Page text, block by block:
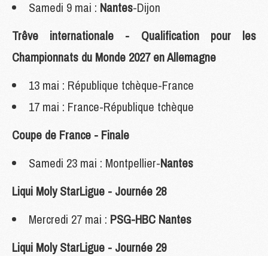
Samedi 9 mai : Nantes-Dijon
Trêve internationale - Qualification pour les
Championnats du Monde 2027 en Allemagne
13 mai : République tchèque-France
17 mai : France-République tchèque
Coupe de France - Finale
Samedi 23 mai : Montpellier-Nantes
Liqui Moly StarLigue - Journée 28
Mercredi 27 mai : PSG-HBC Nantes
Liqui Moly StarLigue - Journée 29